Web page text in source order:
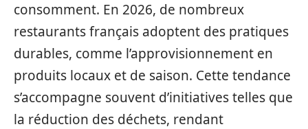
consomment. En 2026, de nombreux
restaurants français adoptent des pratiques
durables, comme l’approvisionnement en
produits locaux et de saison. Cette tendance
s’accompagne souvent d’initiatives telles que
la réduction des déchets, rendant